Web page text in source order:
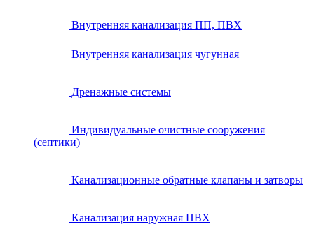
Внутренняя канализация ПП, ПВХ
Внутренняя канализация чугунная
Дренажные системы
Индивидуальные очистные сооружения
(септики)
Канализационные обратные клапаны и затворы
Канализация наружная ПВХ